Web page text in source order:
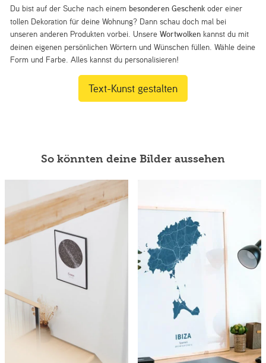
Du bist auf der Suche nach einem besonderen Geschenk oder einer
tollen Dekoration für deine Wohnung? Dann schau doch mal bei
unseren anderen Produkten vorbei. UnsereWortwolken kannst du mit
deinen eigenen persönlichen Wörtern und Wünschen füllen. Wähle deine
Form und Farbe. Alles kannst du personalisieren!
Text-Kunst gestalten
So könnten deine Bilder aussehen